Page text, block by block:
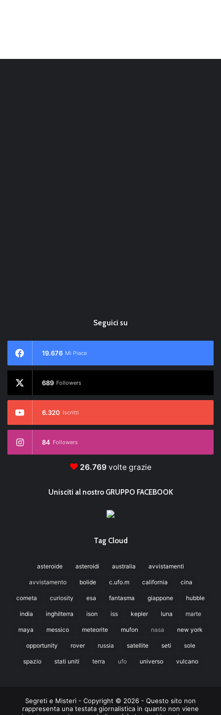
Seguici su
19.676 Mi Piace
689 Followers
6.320 Iscritti
84 Followers
26.769volte grazie
Unisciti al nostro GRUPPO FACEBOOK
Tag Cloud
asteroide asteroidi australia avvistamenti
avvistamento bolide c.ufo.m california cina
cometa curiosity esa fantasma giappone hubble
india inghilterra ison iss kepler luna marte
maya messico meteorite mufon nasa new york
opportunity rover russia satellite seti sole
spazio stati uniti terra ufo universo vulcano
Segreti e Misteri - Copyright © 2026 - Questo sito non
rappresenta una testata giornalistica in quanto non viene